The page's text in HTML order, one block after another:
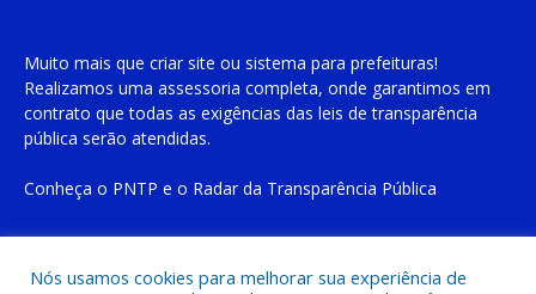
Muito mais que criar site ou sistema para prefeituras!
Realizamos uma assessoria completa, onde garantimos em
contrato que todas as exigências das leis de transparência
pública serão atendidas.
Conheça o PNTP e o Radar da Transparência Pública
Nós usamos cookies para melhorar sua experiência de